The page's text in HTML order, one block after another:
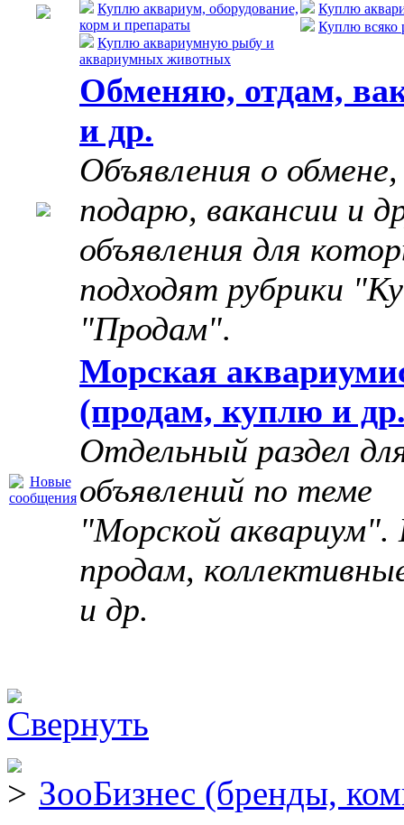
Куплю аквариум, оборудование,
корм и препараты
Куплю аквариумную рыбу и
аквариумных животных
Куплю
Куплю всяко
Обменяю, отдам,
и др.
Объявления о обмене,
подарю, вакансии и
объявления для
подходят рубрики
"Продам".
Морская
(продам, куплю и
Отдельный раздел
объявлений по теме
"Морской аквариум".
продам,
и др.
ЗооБизнес (бренды,